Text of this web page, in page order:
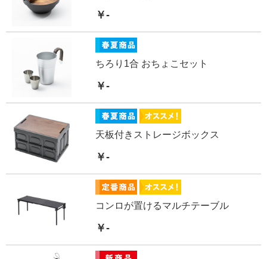
￥-
ちろり1合 おちょこセット
￥-
天板付きストレージボックス
￥-
コンロが置けるマルチテーブル
￥-